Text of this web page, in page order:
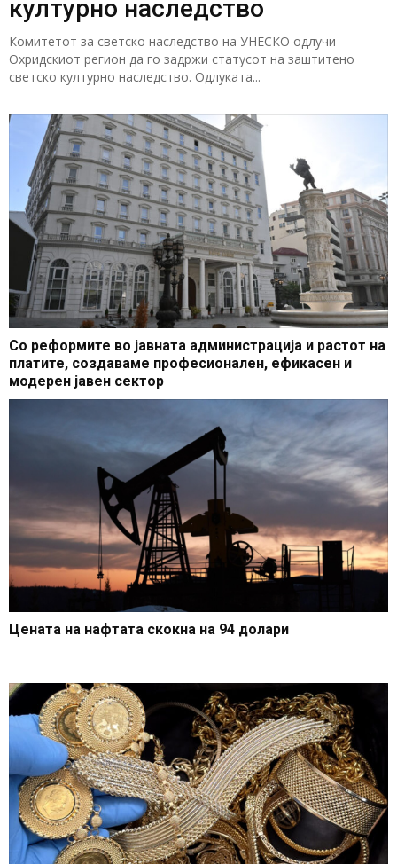
културно наследство
Комитетот за светско наследство на УНЕСКО одлучи
Охридскиот регион да го задржи статусот на заштитено
светско културно наследство. Одлуката...
Со реформите во јавната администрација и растот на
платите, создаваме професионален, ефикасен и
модерен јавен сектор
Цената на нафтата скокна на 94 долари